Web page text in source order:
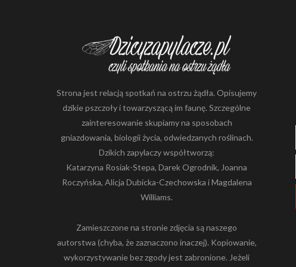
Strona jest relacją spotkań na ostrzu żądła. Opisujemy
dzikie pszczoły i towarzyszącą im faunę. Szczególne
zainteresowanie skupiamy na sposobach
gniazdowania, biologii życia, odwiedzanych roślinach.
Dzikich zapylaczy współtworzą:
Katarzyna Rosiak-Stepa, Darek Ogrodnik, Joanna
Roczyńska, Alicja Dubicka-Czechowska i Magdalena
Williams.
Zamieszczone na stronie zdjęcia są naszego
autorstwa (chyba, że zaznaczono inaczej). Kopiowanie,
wykorzystywanie bez zgody jest zabronione. Jeżeli